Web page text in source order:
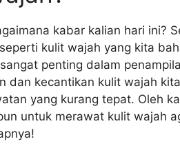
kabar kalian hari ini?
kulit wajah yang kita
penting dalam
dan kecantikan kulit wajah
yang kurang tepat. Oleh
untuk merawat kulit wajah